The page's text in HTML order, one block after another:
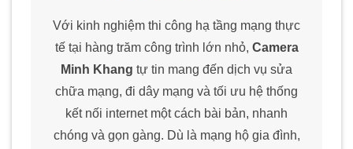
Với kinh nghiệm thi công hạ tầng mạng thực
tế tại hàng trăm công trình lớn nhỏ, Camera
Minh Khang tự tin mang đến dịch vụ sửa
chữa mạng, đi dây mạng và tối ưu hệ thống
kết nối internet một cách bài bản, nhanh
chóng và gọn gàng. Dù là mạng hộ gia đình,